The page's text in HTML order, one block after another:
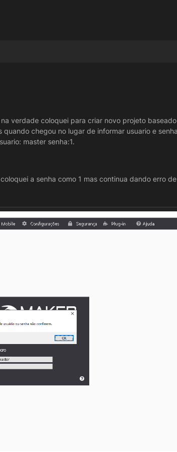
verdade coloquei para criar novo projeto
chegou no lugar de informar usuario e
master senha:1.
a senha como 1 mas continua dando erro